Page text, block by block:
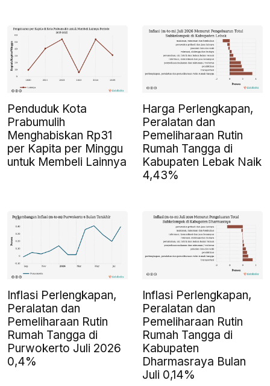
Penduduk Kota
Prabumulih
Menghabiskan Rp31
per Kapita per Minggu
untuk Membeli Lainnya
Harga Perlengkapan,
Peralatan dan
Pemeliharaan Rutin
Rumah Tangga di
Kabupaten Lebak Naik
4,43%
Inflasi Perlengkapan,
Peralatan dan
Pemeliharaan Rutin
Rumah Tangga di
Purwokerto Juli 2026
0,4%
Inflasi Perlengkapan,
Peralatan dan
Pemeliharaan Rutin
Rumah Tangga di
Kabupaten
Dharmasraya Bulan
Juli 0,14%